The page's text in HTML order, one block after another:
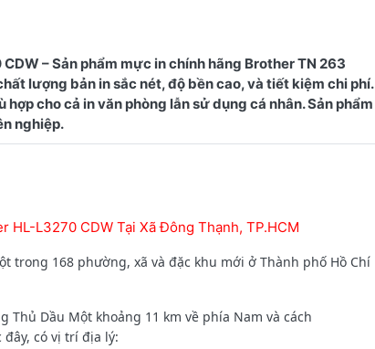
– Sản phẩm mực in chính hãng Brother TN 263
lượng bản in sắc nét, độ bền cao, và tiết kiệm chi phí.
cho cả in văn phòng lẫn sử dụng cá nhân. Sản phẩm
L3270 CDW Tại Xã Đông Thạnh, TP.HCM
trong 168 phường, xã và đặc khu mới ở Thành phố Hồ Chí
Dầu Một khoảng 11 km về phía Nam và cách
có vị trí địa lý: